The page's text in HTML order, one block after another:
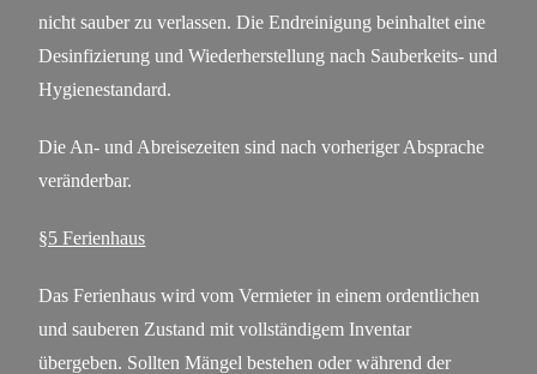
nicht sauber zu verlassen. Die Endreinigung beinhaltet eine
Desinfizierung und Wiederherstellung nach Sauberkeits- und
Hygienestandard.
Die An- und Abreisezeiten sind nach vorheriger Absprache
veränderbar.
§5 Ferienhaus
Das Ferienhaus wird vom Vermieter in einem ordentlichen
und sauberen Zustand mit vollständigem Inventar
übergeben. Sollten Mängel bestehen oder während der